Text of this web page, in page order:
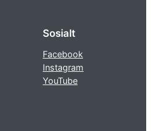
Sosialt
Facebook
Instagram
YouTube